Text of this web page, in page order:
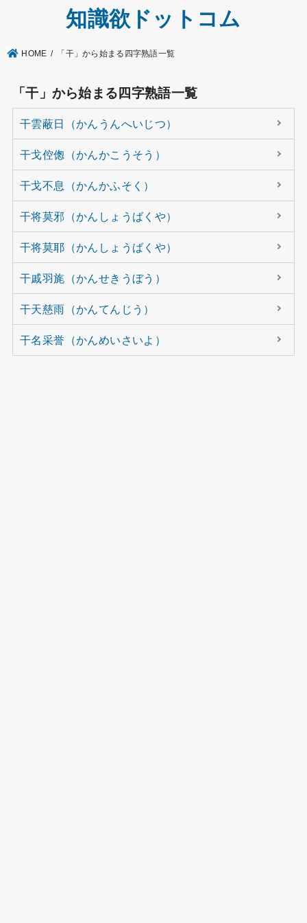
知識欲ドットコム
HOME 「干」から始まる四字熟語一覧
「干」から始まる四字熟語一覧
干雲蔽日（かんうんへいじつ）
干戈倥偬（かんかこうそう）
干戈不息（かんかふそく）
干将莫邪（かんしょうばくや）
干将莫耶（かんしょうばくや）
干戚羽旄（かんせきうぼう）
干天慈雨（かんてんじう）
干名采誉（かんめいさいよ）